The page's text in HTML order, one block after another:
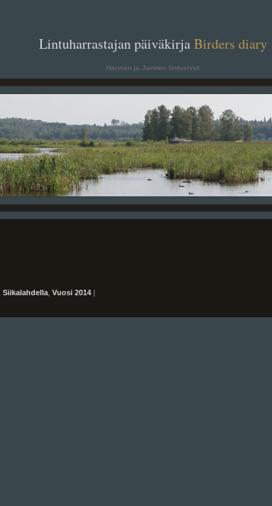
Lintuharrastajan päiväkirjaBirders diary. .
Hannan ja Jannen lintusivut
Siikalahdella Vuosi 2014 |